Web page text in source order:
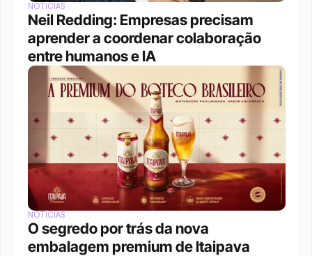
NOTÍCIAS
Neil Redding: Empresas precisam
aprender a coordenar colaboração
entre humanos e IA
NOTÍCIAS
O segredo por trás da nova
embalagem premium de Itaipava